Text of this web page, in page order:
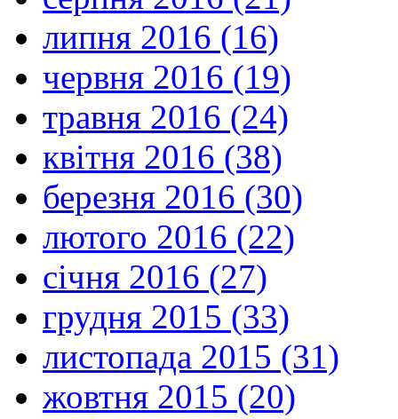
липня 2016 (16)
червня 2016 (19)
травня 2016 (24)
квітня 2016 (38)
березня 2016 (30)
лютого 2016 (22)
січня 2016 (27)
грудня 2015 (33)
листопада 2015 (31)
жовтня 2015 (20)